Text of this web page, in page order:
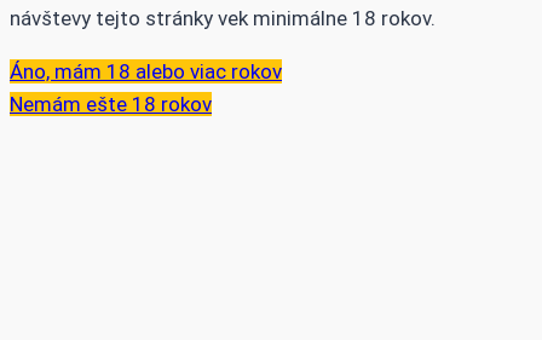
návštevy tejto stránky vek minimálne 18 rokov.
Áno, mám 18 alebo viac rokov
Nemám ešte 18 rokov